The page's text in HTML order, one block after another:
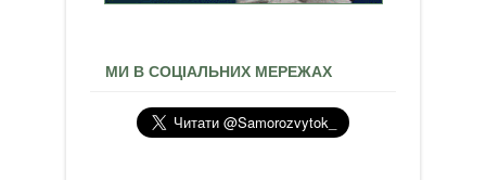
МИ В СОЦІАЛЬНИХ МЕРЕЖАХ